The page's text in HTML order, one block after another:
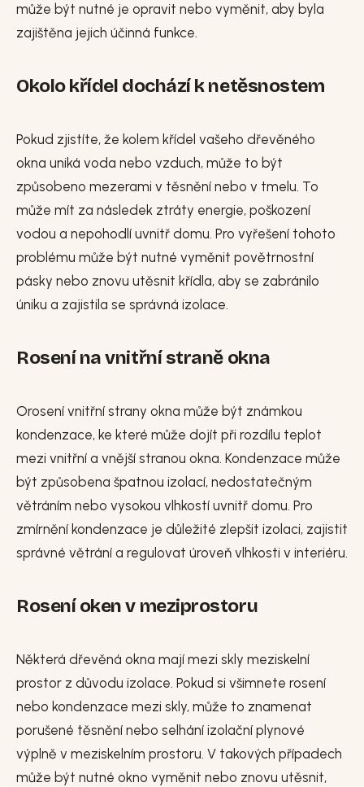
může být nutné je opravit nebo vyměnit, aby byla
zajištěna jejich účinná funkce.
Okolo křídel dochází k netěsnostem
Pokud zjistíte, že kolem křídel vašeho dřevěného
okna uniká voda nebo vzduch, může to být
způsobeno mezerami v těsnění nebo v tmelu. To
může mít za následek ztráty energie, poškození
vodou a nepohodlí uvnitř domu. Pro vyřešení tohoto
problému může být nutné vyměnit povětrnostní
pásky nebo znovu utěsnit křídla, aby se zabránilo
úniku a zajistila se správná izolace.
Rosení na vnitřní straně okna
Orosení vnitřní strany okna může být známkou
kondenzace, ke které může dojít při rozdílu teplot
mezi vnitřní a vnější stranou okna. Kondenzace může
být způsobena špatnou izolací, nedostatečným
větráním nebo vysokou vlhkostí uvnitř domu. Pro
zmírnění kondenzace je důležité zlepšit izolaci, zajistit
správné větrání a regulovat úroveň vlhkosti v interiéru.
Rosení oken v meziprostoru
Některá dřevěná okna mají mezi skly meziskelní
prostor z důvodu izolace. Pokud si všimnete rosení
nebo kondenzace mezi skly, může to znamenat
porušené těsnění nebo selhání izolační plynové
výplně v meziskelním prostoru. V takových případech
může být nutné okno vyměnit nebo znovu utěsnit,